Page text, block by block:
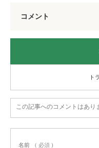
コメント
ト
この記事へのコメントはあり
名前 ( 必須 )